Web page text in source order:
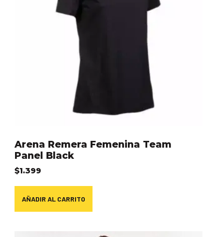
Arena Remera Femenina Team
Panel Black
$1.399
AÑADIR AL CARRITO